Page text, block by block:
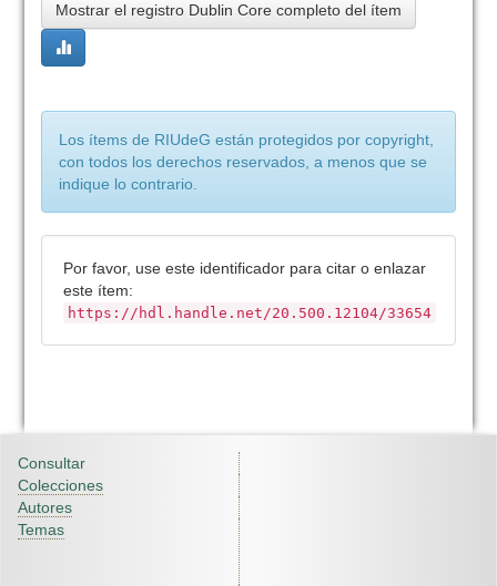
Mostrar el registro Dublin Core completo del ítem
Los ítems de RIUdeG están protegidos por copyright,
con todos los derechos reservados, a menos que se
indique lo contrario.
Por favor, use este identificador para citar o enlazar
este ítem:
https://hdl.handle.net/20.500.12104/33654
Consultar
Colecciones
Autores
Temas